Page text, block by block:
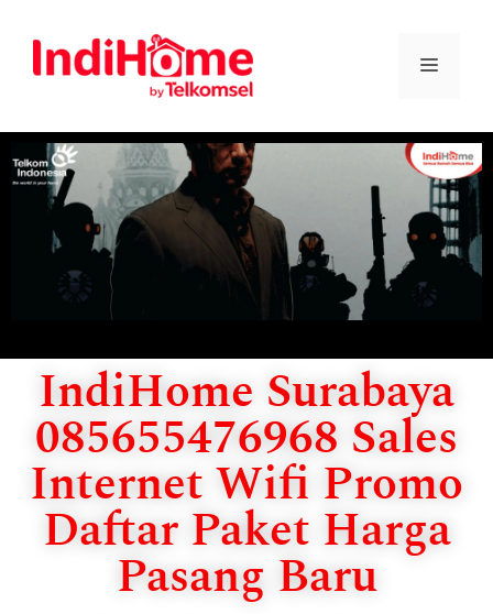
IndiHome Surabaya
085655476968 Sales
Internet Wifi Promo
Daftar Paket Harga
Pasang Baru